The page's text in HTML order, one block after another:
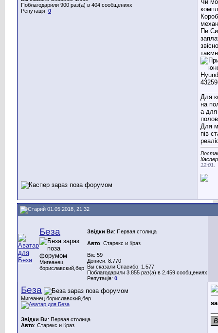
Поблагодарили 900 раз(а) в 404 сообщениях
Репутація: 0
Чи
Для
на
а для
Для
пів
12:01
01.05.2018, 21:32
Беза
Мигеанец
бориславский,бер
Звідки Ви: Первая столица
Авто: Старекс и Краз
Вік: 59
Дописи: 8.770
Вы сказали Спасибо: 1.577
Поблагодарили 3.855 раз(а) в 2.459 сообщениях
Репутація: 0
Беза
Мигеанец бориславский,бер
Звідки Ви: Первая столица
Авто: Старекс и Краз